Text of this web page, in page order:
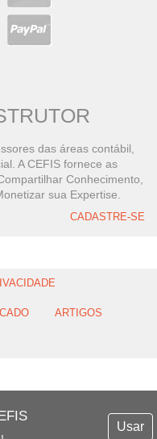
Usar
das áreas contábil,
A CEFIS fornece as
Conhecimento,
sua Expertise.
CADASTRE-SE
ARTIGOS